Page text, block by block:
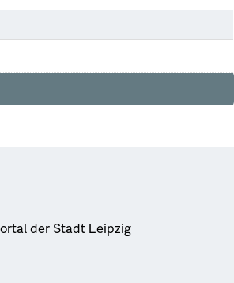
der Stadt Leipzig